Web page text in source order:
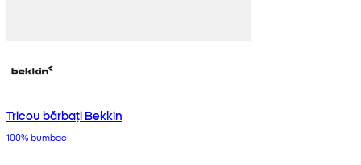
Tricou bărbați Bekkin
100% bumbac